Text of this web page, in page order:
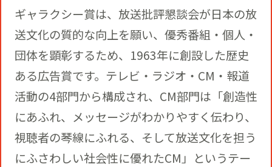
マーケティング
クリエイティブ
アクティベーション
環境
社会
ガバナンス
会社概要
当社の歩み
役員一覧
本社・支社アクセス
新卒採用
通年採用
カムバック採用
障がい者採用
トップへ
ギャラクシー賞は、放送批評懇談会が日本の放
送文化の質的な向上を願い、優秀番組・個人・
団体を顕彰するため、1963年に創設した歴史
ある広告賞です。テレビ・ラジオ・CM・報道
活動の4部門から構成され、CM部門は「創造性
にあふれ、メッセージがわかりやすく伝わり、
視聴者の琴線にふれる、そして放送文化を担う
にふさわしい社会性に優れたCM」というテー